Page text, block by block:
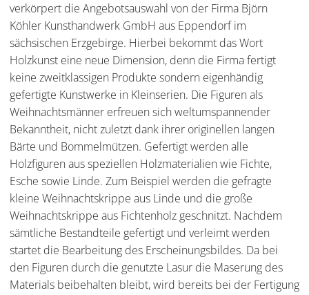
verkörpert die Angebotsauswahl von der Firma Björn
Köhler Kunsthandwerk GmbH aus Eppendorf im
sächsischen Erzgebirge. Hierbei bekommt das Wort
Holzkunst eine neue Dimension, denn die Firma fertigt
keine zweitklassigen Produkte sondern eigenhändig
gefertigte Kunstwerke in Kleinserien. Die Figuren als
Weihnachtsmänner erfreuen sich weltumspannender
Bekanntheit, nicht zuletzt dank ihrer originellen langen
Bärte und Bommelmützen. Gefertigt werden alle
Holzfiguren aus speziellen Holzmaterialien wie Fichte,
Esche sowie Linde. Zum Beispiel werden die gefragte
kleine Weihnachtskrippe aus Linde und die große
Weihnachtskrippe aus Fichtenholz geschnitzt. Nachdem
sämtliche Bestandteile gefertigt und verleimt werden
startet die Bearbeitung des Erscheinungsbildes. Da bei
den Figuren durch die genutzte Lasur die Maserung des
Materials beibehalten bleibt, wird bereits bei der Fertigung